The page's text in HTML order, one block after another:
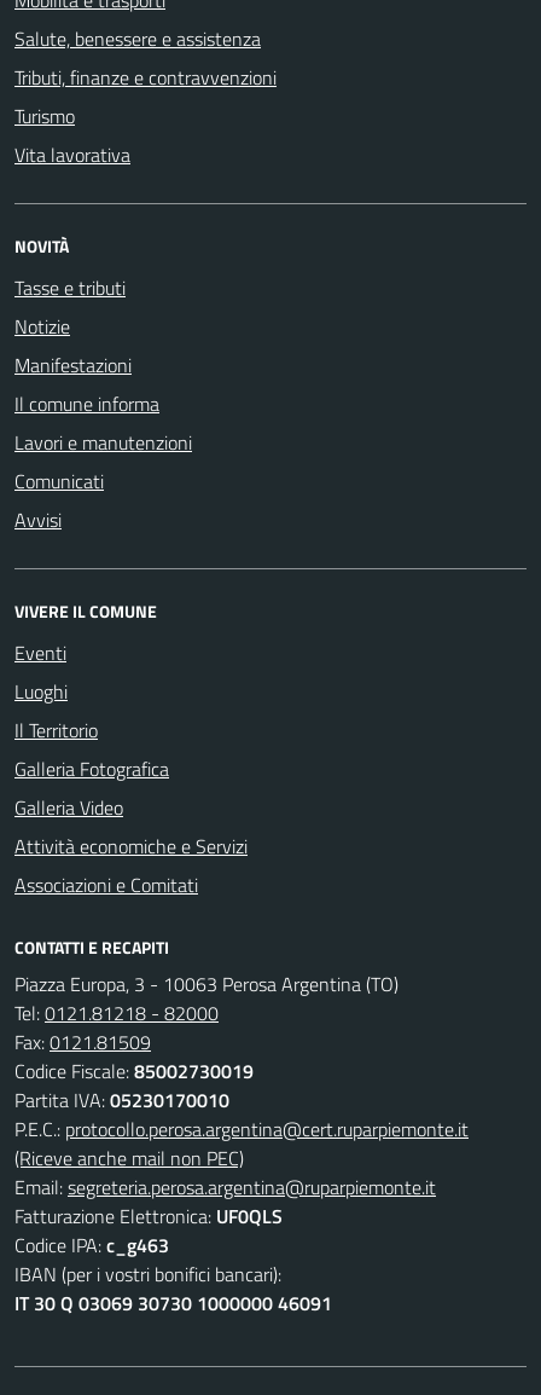
Salute, benessere e assistenza
Tributi, finanze e contravvenzioni
Turismo
Vita lavorativa
NOVITÀ
Tasse e tributi
Notizie
Manifestazioni
Il comune informa
Lavori e manutenzioni
Comunicati
Avvisi
VIVERE IL COMUNE
Eventi
Luoghi
Il Territorio
Galleria Fotografica
Galleria Video
Attività economiche e Servizi
Associazioni e Comitati
CONTATTI E RECAPITI
Piazza Europa, 3 - 10063 Perosa Argentina (TO)
Tel:0121.81218 - 82000
Fax:0121.81509
Codice Fiscale:85002730019
Partita IVA:05230170010
P.E.C.: protocollo.perosa.argentina@cert.ruparpiemonte.it
(Riceve anche mail non PEC)
Email:segreteria.perosa.argentina@ruparpiemonte.it
Fatturazione Elettronica: UF0QLS
Codice IPA:c_g463
IBAN (per i vostri bonifici bancari):
IT 30 Q 03069 30730 1000000 46091